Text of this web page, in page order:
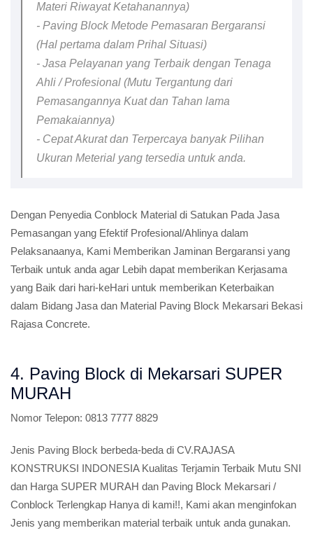
Materi Riwayat Ketahanannya)
- Paving Block Metode Pemasaran Bergaransi
(Hal pertama dalam Prihal Situasi)
- Jasa Pelayanan yang Terbaik dengan Tenaga
Ahli / Profesional (Mutu Tergantung dari
Pemasangannya Kuat dan Tahan lama
Pemakaiannya)
- Cepat Akurat dan Terpercaya banyak Pilihan
Ukuran Meterial yang tersedia untuk anda.
Dengan Penyedia Conblock Material di Satukan Pada Jasa
Pemasangan yang Efektif Profesional/Ahlinya dalam
Pelaksanaanya, Kami Memberikan Jaminan Bergaransi yang
Terbaik untuk anda agar Lebih dapat memberikan Kerjasama
yang Baik dari hari-keHari untuk memberikan Keterbaikan
dalam Bidang Jasa dan Material Paving Block Mekarsari Bekasi
Rajasa Concrete.
4. Paving Block di Mekarsari SUPER
MURAH
Nomor Telepon: 0813 7777 8829
Jenis Paving Block berbeda-beda di CV.RAJASA
KONSTRUKSI INDONESIA Kualitas Terjamin Terbaik Mutu SNI
dan Harga SUPER MURAH dan Paving Block Mekarsari /
Conblock Terlengkap Hanya di kami!!, Kami akan menginfokan
Jenis yang memberikan material terbaik untuk anda gunakan.